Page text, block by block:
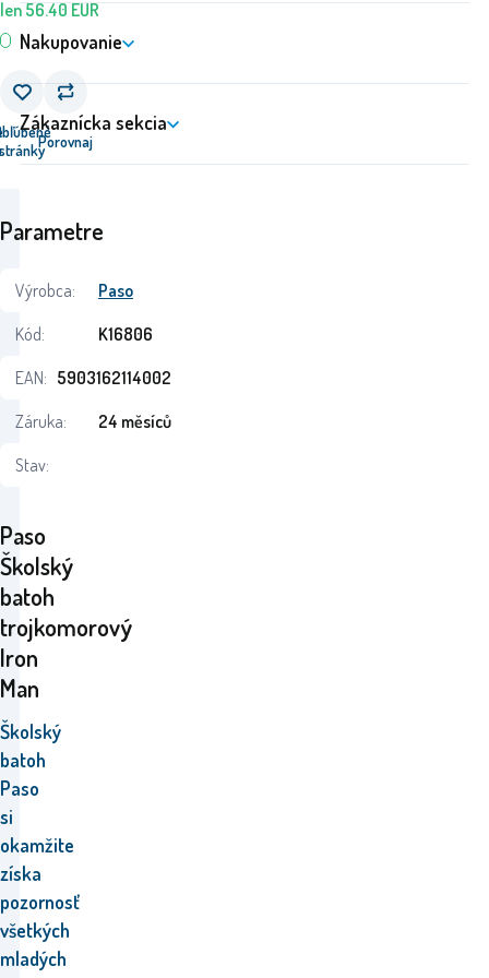
len56.40EUR
stránkyPorovnaj
Paso
Školský
batoh
trojkomorový
Iron
Man
Školský
batoh
Paso
si
okamžite
získa
pozornosť
všetkých
mladých
Parametre
Výrobca:
Paso
Kód:
K16806
EAN: 5903162114002
Záruka:
24 měsíců
Stav:
Nakupovanie
Zákaznícka sekcia